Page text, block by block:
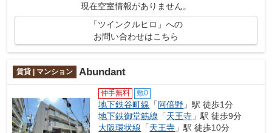
現在空室情報がありません。
「ツインクルヒロ」への
お問い合わせはこちら
賃貸 | マンション Abundant
仲手無料 敷0
地下鉄谷町線 「阿倍野 」駅 徒歩1分
地下鉄御堂筋線 「天王寺 」駅 徒歩9分
大阪環状線 「天王寺 」駅 徒歩10分